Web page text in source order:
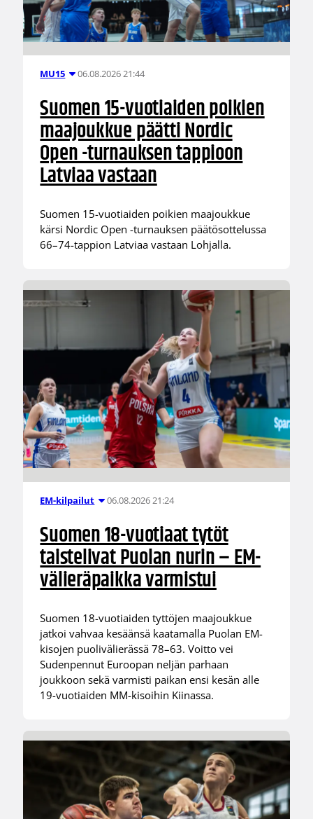
MU15 06.08.2026 21:44
Suomen 15-vuotiaiden poikien
maajoukkue päätti Nordic
Open -turnauksen tappioon
Latviaa vastaan
Suomen 15-vuotiaiden poikien maajoukkue
kärsi Nordic Open -turnauksen päätösottelussa
66–74-tappion Latviaa vastaan Lohjalla.
EM-kilpailut 06.08.2026 21:24
Suomen 18-vuotiaat tytöt
taistelivat Puolan nurin – EM-
välieräpaikka varmistui
Suomen 18-vuotiaiden tyttöjen maajoukkue
jatkoi vahvaa kesäänsä kaatamalla Puolan EM-
kisojen puolivälierässä 78–63. Voitto vei
Sudenpennut Euroopan neljän parhaan
joukkoon sekä varmisti paikan ensi kesän alle
19-vuotiaiden MM-kisoihin Kiinassa.